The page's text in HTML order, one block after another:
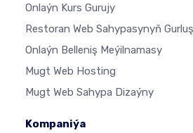
Onlaýn Kurs Gurujy
Restoran Web Sahypasynyň
Onlaýn Belleniş Meýilnamasy
Mugt Web Hosting
Mugt Web Sahypa Dizaýny
Kompaniýa